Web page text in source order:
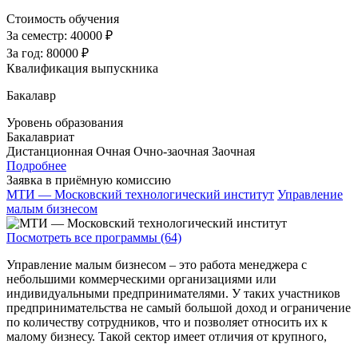
Стоимость обучения
За семестр: 40000 ₽
За год: 80000 ₽
Квалификация выпускника
Бакалавр
Уровень образования
Бакалавриат
Дистанционная Очная Очно-заочная Заочная
Подробнее
Заявка в приёмную комиссию
МТИ — Московский технологический институт Управление
малым бизнесом
Посмотреть все программы (64)
Управление малым бизнесом – это работа менеджера с
небольшими коммерческими организациями или
индивидуальными предпринимателями. У таких участников
предпринимательства не самый большой доход и ограничение
по количеству сотрудников, что и позволяет относить их к
малому бизнесу. Такой сектор имеет отличия от крупного,